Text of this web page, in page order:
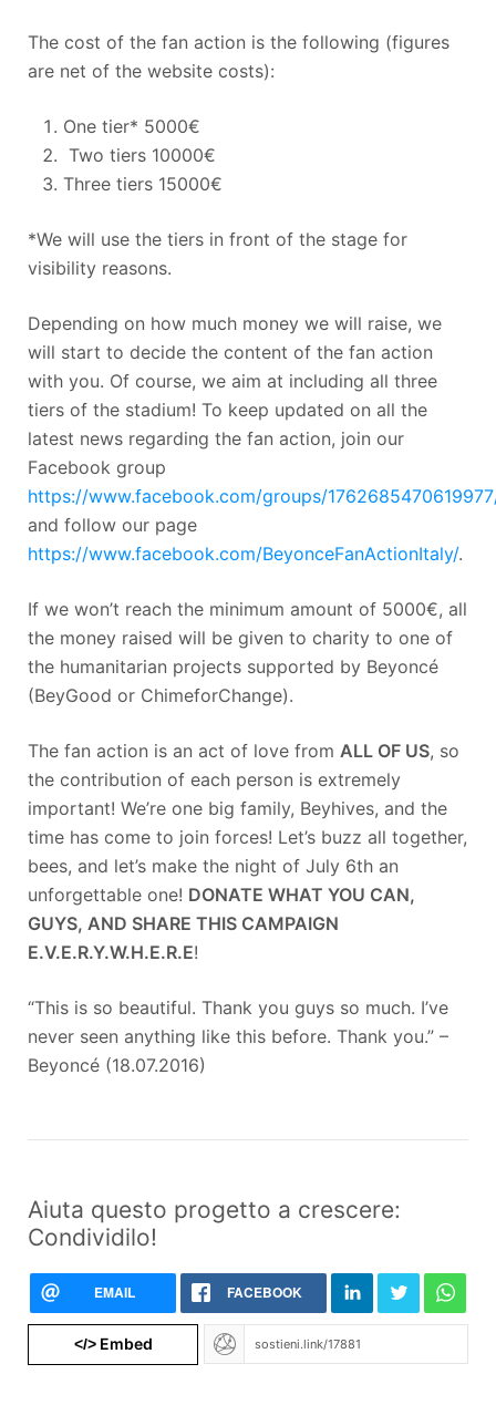
The cost of the fan action is the following (figures
are net of the website costs):
One tier* 5000€
Two tiers 10000€
Three tiers 15000€
*We will use the tiers in front of the stage for
visibility reasons.
Depending on how much money we will raise, we
will start to decide the content of the fan action
with you. Of course, we aim at including all three
tiers of the stadium! To keep updated on all the
latest news regarding the fan action, join our
Facebook group
https://www.facebook.com/groups/
and follow our page
https://www.facebook.com/BeyonceFanActionItaly/.
If we won’t reach the minimum amount of 5000€, all
the money raised will be given to charity to one of
the humanitarian projects supported by Beyoncé
(BeyGood or ChimeforChange).
The fan action is an act of love from ALL OF US, so
the contribution of each person is extremely
important! We’re one big family, Beyhives, and the
time has come to join forces! Let’s buzz all together,
bees, and let’s make the night of July 6th an
unforgettable one! DONATE WHAT YOU CAN,
GUYS, AND SHARE THIS CAMPAIGN
E.V.E.R.Y.W.H.E.R.E!
“This is so beautiful. Thank you guys so much. I’ve
never seen anything like this before. Thank you.” –
Beyoncé (18.07.2016)
Aiuta questo progetto a crescere:
Condividilo!
EMAIL FACEBOOK
</>Embed